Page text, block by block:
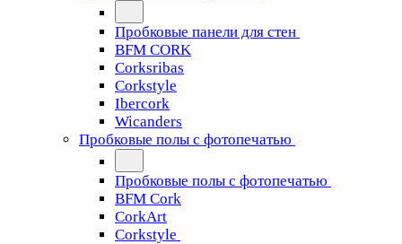
Пробковые панели для стен
BFM CORK
Corksribas
Corkstyle
Ibercork
Wicanders
Пробковые полы с фотопечатью
Пробковые полы с фотопечатью
BFM Cork
CorkArt
Corkstyle